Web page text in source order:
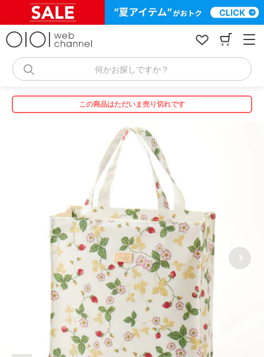
何かお探しですか？
この商品はただいま売り切れです